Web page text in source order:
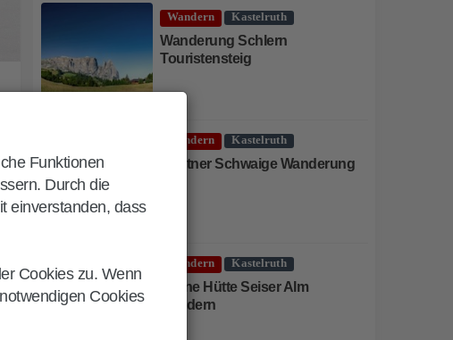
Wandern Kastelruth
Wanderung Schlern
Touristensteig
Wandern Kastelruth
Gostner Schwaige Wanderung
Wandern Kastelruth
Tuene Hütte Seiser Alm
wandern
Funktionen
Durch die
einverstanden, dass
Cookies zu. Wenn
Cookies